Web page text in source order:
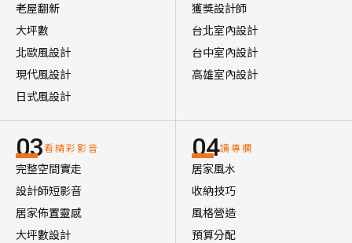
老屋翻新
大坪數
北歐風設計
現代風設計
日式風設計
獲獎設計師
台北室內設計
台中室內設計
高雄室內設計
03看精彩影音
完整空間實走
設計師短影音
居家佈置靈感
大坪數設計
04讀專欄
居家風水
收納技巧
風格營造
預算分配